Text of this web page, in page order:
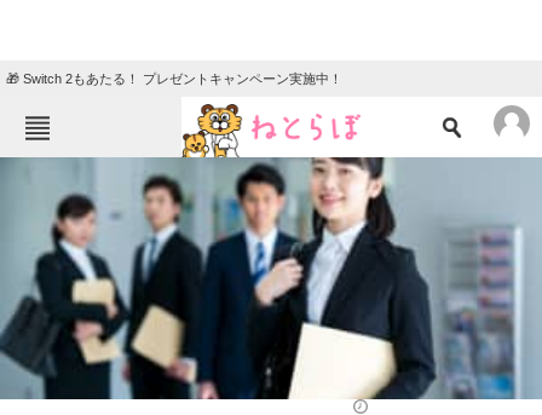
🎁 Switch 2もあたる！ プレゼントキャンペーン実施中！
ニュース
エンタメ クイズ
グルメ 地域
住まい 教育・育児
動物 リサーチ